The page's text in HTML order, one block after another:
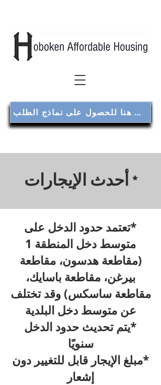
انقر هنا للحصول على نماذج الطلب
*
*تعتمد حدود الدخل على
متوسط دخل المنطقة 1
(مقاطعة هدسون، مقاطعة
بيرغن، مقاطعة باسايك،
مقاطعة ساسكس) وقد تختلف
عن متوسط دخل البلدية
*يتم تحديث حدود الدخل
سنويًا
*مبلغ الإيجار قابل للتغيير دون
إشعار